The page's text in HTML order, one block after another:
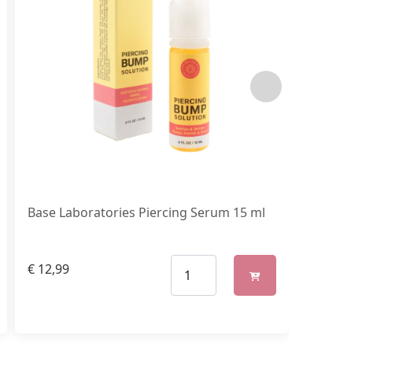
Base Laboratories Piercing Serum 15 ml
€ 12,99